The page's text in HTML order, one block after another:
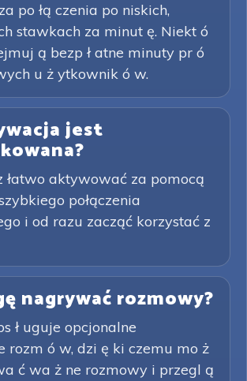
po łą czenia po niskich,
stawkach za minut ę. Niekt ó
ą bezp ł atne minuty pr ó
u ż ytkownik ó w.
jest
łatwo aktywować za pomocą
połączenia
i od razu zacząć korzystać z
nagrywać rozmowy?
ł uguje opcjonalne
rozm ó w, dzi ę ki czemu mo ż
ć wa ż ne rozmowy i przegl ą